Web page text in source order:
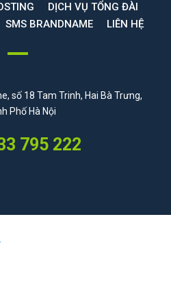
DỊCH VỤ TỔNG ĐÀI
SMS BRANDNAME LIÊN HỆ
số 18 Tam Trinh, Hai Bà Trưng,
Phố Hà Nội
795 222